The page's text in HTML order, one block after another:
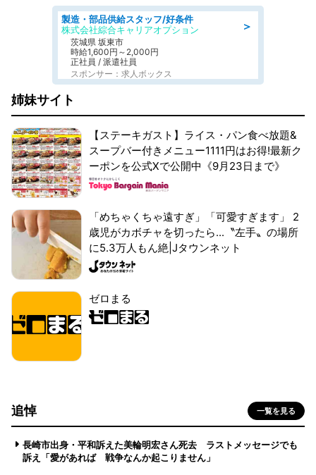
＞
製造・部品供給スタッフ/好条件
株式会社綜合キャリアオプション
茨城県 坂東市
時給1,600円～2,000円
正社員 / 派遣社員
スポンサー：求人ボックス
姉妹サイト
【ステーキガスト】ライス・パン食べ放題&
スープバー付きメニュー1111円はお得!最新ク
ーポンを公式Xで公開中《9月23日まで》
「めちゃくちゃ遠すぎ」「可愛すぎます」 2
歳児がカボチャを切ったら...〝左手〟の場所
に5.3万人もん絶|Jタウンネット
ゼロまる
追悼 一覧を見る
長崎市出身・平和訴えた美輪明宏さん死去 ラストメッセージでも
訴え「愛があれば 戦争なんか起こりません」